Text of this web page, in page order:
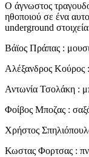
Ο άγνωστος
ηθοποιού σε ένα
underground
Βάϊος Πράπας :
Αλέξανδρος Κούρος
Αντωνία Τσολάκη :
Φοίβος Μποζας :
Χρήστος
Κωστας Φορτσας :